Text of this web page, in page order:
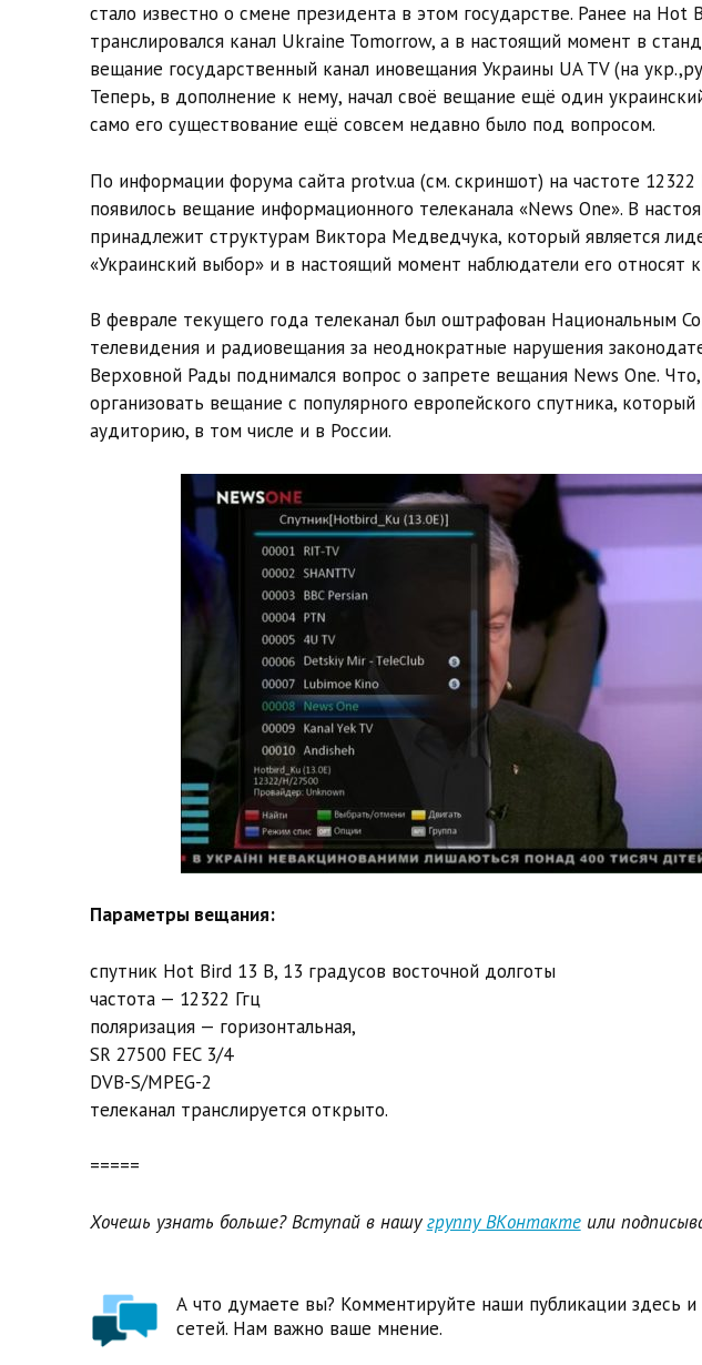
стало известно о смене президента в этом государстве. Ранее на
транслировался канал Ukraine Tomorrow, а в настоящий момент в
вещание государственный канал иновещания Украины UA TV (на
Теперь, в дополнение к нему, начал своё вещание ещё один
само его существование ещё совсем недавно было под вопросом.
По информации форума сайта protv.ua (см. скриншот) на частоте 12322
появилось вещание информационного телеканала «News One». В
принадлежит структурам Виктора Медведчука, который является
«Украинский выбор» и в настоящий момент наблюдатели его относят
В феврале текущего года телеканал был оштрафован Национальным
телевидения и радиовещания за неоднократные нарушения
Верховной Рады поднимался вопрос о запрете вещания News One.
организовать вещание с популярного европейского спутника,
аудиторию, в том числе и в России.
Параметры вещания:
спутник Hot Bird 13 B, 13 градусов восточной долготы
частота — 12322 Ггц
поляризация — горизонтальная,
SR 27500 FEC 3/4
DVB-S/MPEG-2
телеканал транслируется открыто.
=====
Хочешь узнать больше? Вступай в нашугруппу ВКонтактеили
А что думаете вы? Комментируйте наши публикации здесь
сетей. Нам важно ваше мнение.